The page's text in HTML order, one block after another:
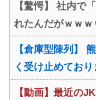
す」
【驚愕】 社内で
れたんだがｗｗｗ
【倉庫型陳列】
く受け止めてお
【動画】最近の